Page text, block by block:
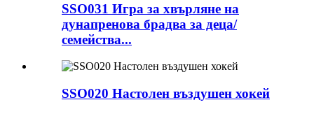
SSO031 Игра за хвърляне на
дунапренова брадва за деца/
семейства...
SSO020 Настолен въздушен хокей